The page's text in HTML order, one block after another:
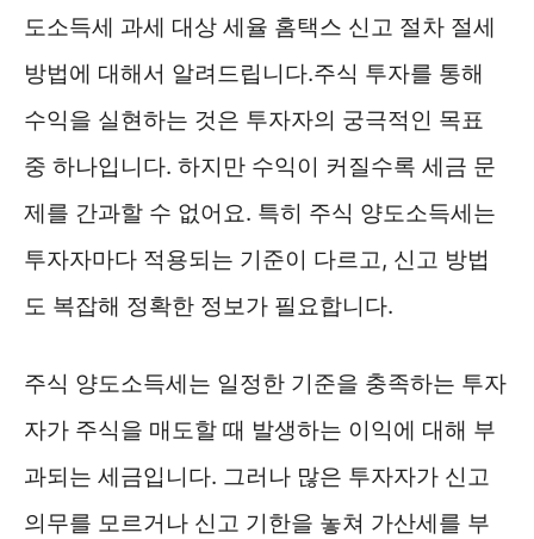
도소득세 과세 대상 세율 홈택스 신고 절차 절세
방법에 대해서 알려드립니다.주식 투자를 통해
수익을 실현하는 것은 투자자의 궁극적인 목표
중 하나입니다. 하지만 수익이 커질수록 세금 문
제를 간과할 수 없어요. 특히 주식 양도소득세는
투자자마다 적용되는 기준이 다르고, 신고 방법
도 복잡해 정확한 정보가 필요합니다.
주식 양도소득세는 일정한 기준을 충족하는 투자
자가 주식을 매도할 때 발생하는 이익에 대해 부
과되는 세금입니다. 그러나 많은 투자자가 신고
의무를 모르거나 신고 기한을 놓쳐 가산세를 부